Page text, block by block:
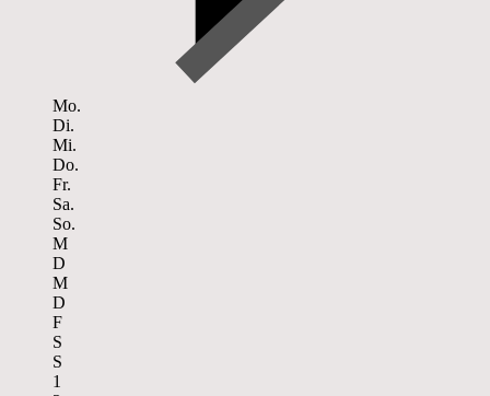
Mo.
Di.
Mi.
Do.
Fr.
Sa.
So.
M
D
M
D
F
S
S
1